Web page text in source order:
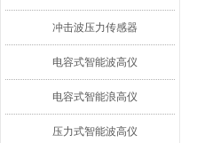
冲击波压力传感器
电容式智能波高仪
电容式智能浪高仪
压力式智能波高仪